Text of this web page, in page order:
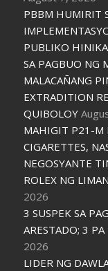
PBBM HUMIRIT
PUBLIKO
SA PAGBUO NG
MALACAÑANG
EXTRADITION
QUIBOLOY
MAHIGIT P21-M
CIGARETTES,
NEGOSYANTE
ROLEX NG
2026
3 SUSPEK SA
ARESTADO; 3
2026
LIDER NG